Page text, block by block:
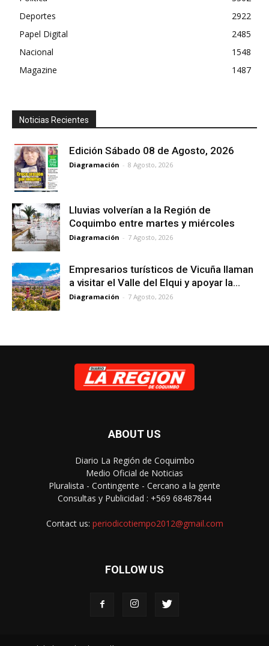
Deportes
2922
Papel Digital
2485
Nacional
1548
Magazine
1487
Noticias Recientes
Edición Sábado 08 de Agosto, 2026
Diagramación - 8 Agosto, 2026
Lluvias volverían a la Región de
Coquimbo entre martes y miércoles
Diagramación - 7 Agosto, 2026
Empresarios turísticos de Vicuña llaman
a visitar el Valle del Elqui y apoyar la...
Diagramación - 7 Agosto, 2026
ABOUT US
Diario La Región de Coquimbo
Medio Oficial de Noticias
Pluralista - Contingente - Cercano a la gente
Consultas y Publicidad : +569 68487844
Contact us: periodicotiempo2012@gmail.com
FOLLOW US